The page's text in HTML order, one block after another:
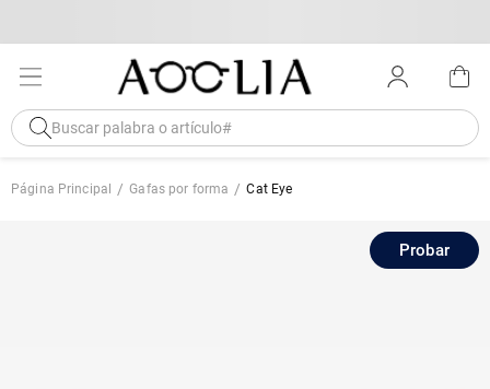
Página Principal Gafas por forma Cat Eye
Probar